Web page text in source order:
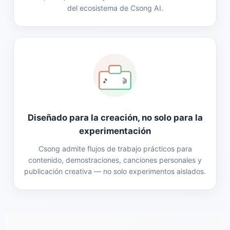
del ecosistema de Csong AI.
🎵 🎬
Diseñado para la creación, no solo para la
experimentación
Csong admite flujos de trabajo prácticos para
contenido, demostraciones, canciones personales y
publicación creativa — no solo experimentos aislados.